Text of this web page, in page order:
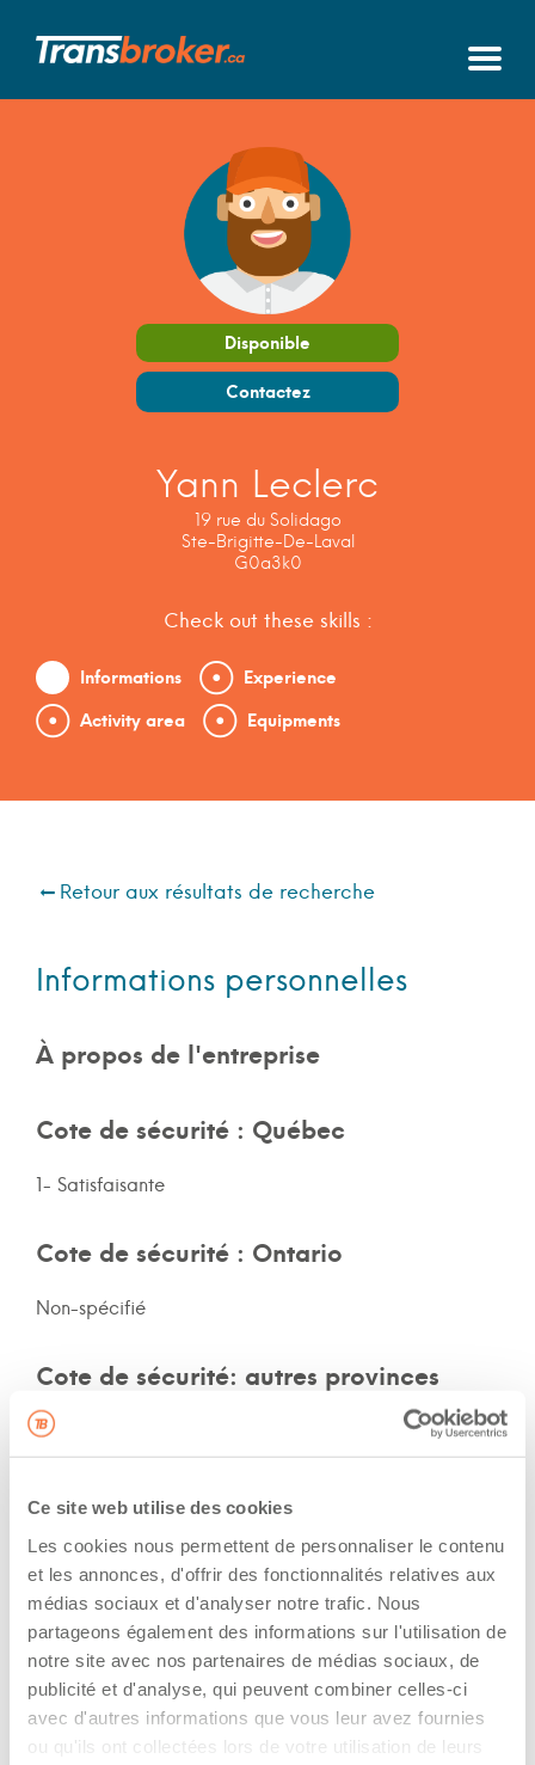
Ce site web utilise des cookies
Les cookies nous permettent de personnaliser le contenu
et les annonces, d'offrir des fonctionnalités relatives aux
médias sociaux et d'analyser notre trafic. Nous
partageons également des informations sur l'utilisation de
notre site avec nos partenaires de médias sociaux, de
publicité et d'analyse, qui peuvent combiner celles-ci
avec d'autres informations que vous leur avez fournies
ou qu'ils ont collectées lors de votre utilisation de leurs
Disponible
Contactez
Yann Leclerc
19 rue du Solidago
Ste-Brigitte-De-Laval
G0a3k0
Check out these skills :
Informations
Experience
Activity area
Equipments
Retour aux résultats de recherche
Informations personnelles
À propos de l'entreprise
Cote de sécurité : Québec
1- Satisfaisante
Cote de sécurité : Ontario
Non-spécifié
Cote de sécurité: autres provinces
Non-spécifié
Assurances et immatriculation
Possède ses propres assurances
The driver hold a driving licence from:
quebec
Has a vehicle registered in the following
province: